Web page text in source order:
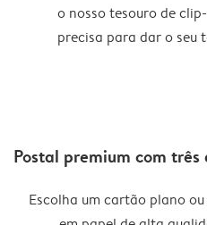
o nosso tesouro de
precisa para dar o seu
Postal premium com
Escolha um cartão plano